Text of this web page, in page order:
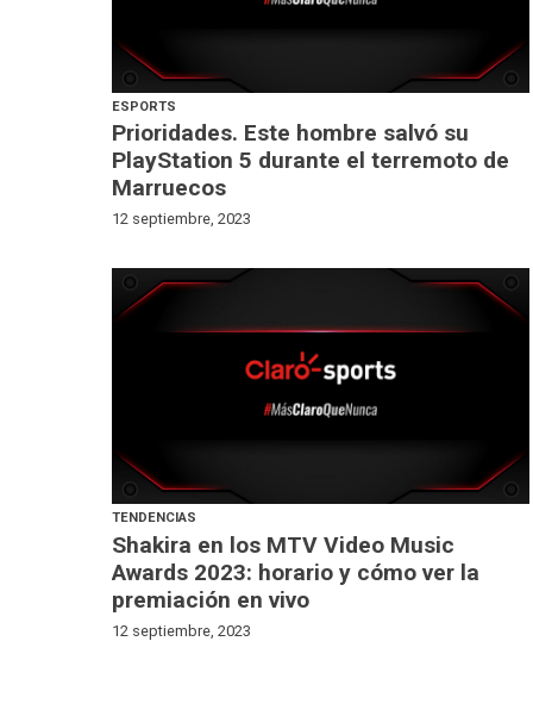
ESPORTS
Prioridades. Este hombre salvó su
PlayStation 5 durante el terremoto de
Marruecos
12 septiembre, 2023
TENDENCIAS
Shakira en los MTV Video Music
Awards 2023: horario y cómo ver la
premiación en vivo
12 septiembre, 2023